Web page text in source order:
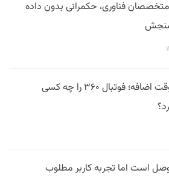
فناوری، حکمرانی بدون داده
فیلتر در وقت اضافه؛ فوتبال ۳۶۰ را چه کسی
وصل است اما تجربه کاربر مطلوب